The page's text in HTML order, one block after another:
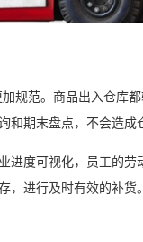
规范。商品出入仓库
和期末盘点，不会造
进度可视化，员工的
，进行及时有效的补货。